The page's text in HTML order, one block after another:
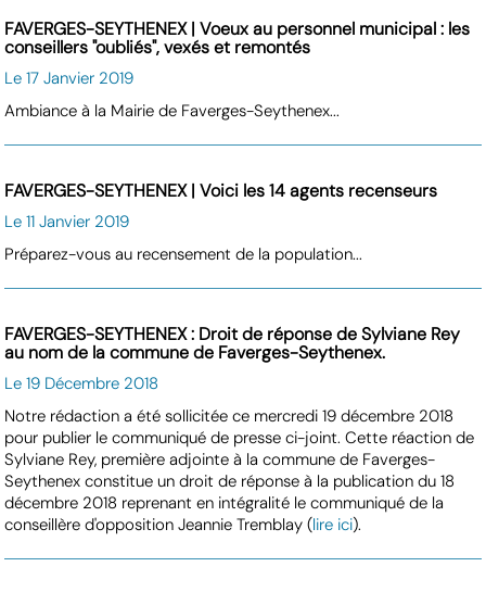
FAVERGES-SEYTHENEX | Voeux au personnel municipal : les
conseillers "oubliés", vexés et remontés
Le 17 Janvier 2019
Ambiance à la Mairie de Faverges-Seythenex...
FAVERGES-SEYTHENEX | Voici les 14 agents recenseurs
Le 11 Janvier 2019
Préparez-vous au recensement de la population...
FAVERGES-SEYTHENEX : Droit de réponse de Sylviane Rey
au nom de la commune de Faverges-Seythenex.
Le 19 Décembre 2018
Notre rédaction a été sollicitée ce mercredi 19 décembre 2018
pour publier le communiqué de presse ci-joint. Cette réaction de
Sylviane Rey, première adjointe à la commune de Faverges-
Seythenex constitue un droit de réponse à la publication du 18
décembre 2018 reprenant en intégralité le communiqué de la
conseillère d'opposition Jeannie Tremblay (lire ici).